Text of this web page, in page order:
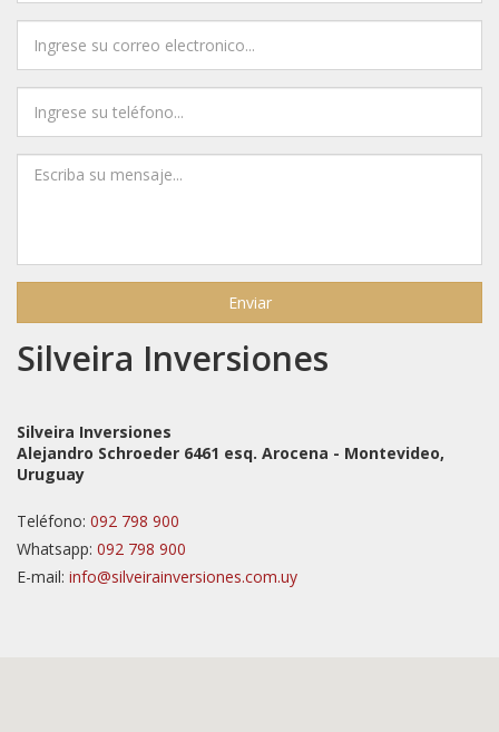
Enviar
Silveira Inversiones
Silveira Inversiones
Alejandro Schroeder 6461 esq. Arocena - Montevideo,
Uruguay
Teléfono: 092 798 900
Whatsapp: 092 798 900
E-mail: info@silveirainversiones.com.uy